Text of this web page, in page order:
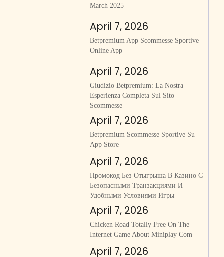
March 2025
April 7, 2026
Betpremium App Scommesse Sportive
Online App
April 7, 2026
Giudizio Betpremium: La Nostra
Esperienza Completa Sul Sito
Scommesse
April 7, 2026
‎betpremium Scommesse Sportive Su
App Store
April 7, 2026
Промокод Без Отыгрыша В Казино С
Безопасными Транзакциями И
Удобными Условиями Игры
April 7, 2026
Chicken Road Totally Free On The
Internet Game About Miniplay Com
April 7, 2026